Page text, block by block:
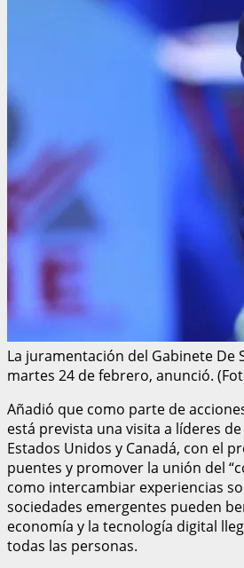
La juramentación del Gabinete De
martes 24 de febrero, anunció.
Añadió que como parte de
está prevista una visita a líderes
Estados Unidos y Canadá, con el
puentes y promover la unión del
como intercambiar experiencias
sociedades emergentes pueden
economía y la tecnología digital
todas las personas.